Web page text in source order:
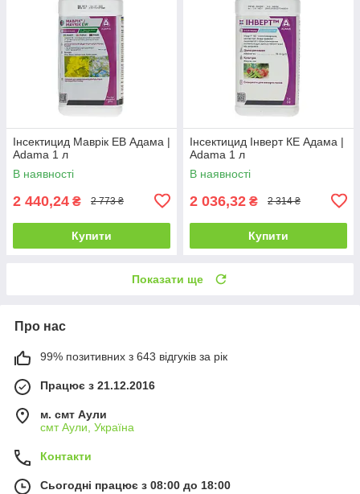
Інсектицид Маврік ЕВ Адама |
Adama 1 л
В наявності
2 440,24 ₴ 2 773 ₴
Купити
Інсектицид Інверт КЕ Адама |
Adama 1 л
В наявності
2 036,32 ₴ 2 314 ₴
Купити
Показати ще
Про нас
99% позитивних з 643 відгуків за рік
Працює з 21.12.2016
м. смт Аули
смт Аули, Україна
Контакти
Сьогодні працює з 08:00 до 18:00